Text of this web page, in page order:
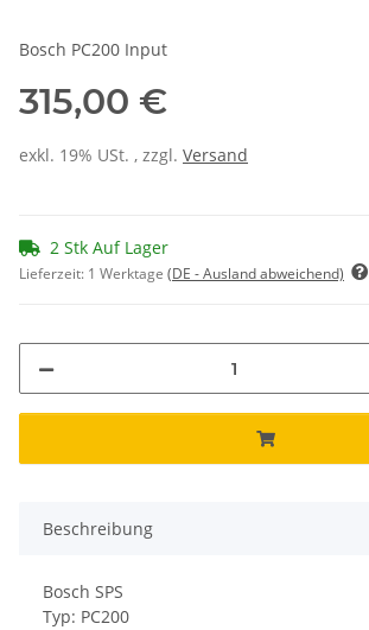
Bosch PC200 Input
315,00 €
exkl. 19% USt. , zzgl. Versand
2 Stk Auf Lager
Lieferzeit: 1 Werktage (DE - Ausland abweichend)
Beschreibung
Bosch SPS
Typ: PC200